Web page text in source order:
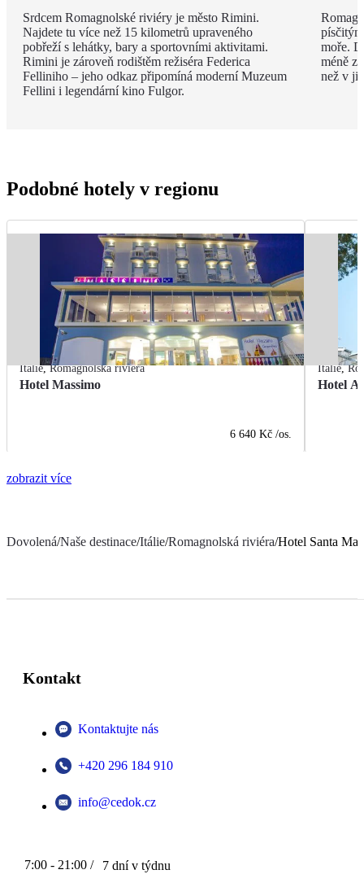
Srdcem Romagnolské riviéry je město Rimini.
Najdete tu více než 15 kilometrů upraveného
pobřeží s lehátky, bary a sportovními aktivitami.
Rimini je zároveň rodištěm režiséra Federica
Felliniho – jeho odkaz připomíná moderní Muzeum
Fellini i legendární kino Fulgor.
moře.
méně
než v
Podobné hotely v regionu
Itálie,Romagnolská riviéra
Hotel Massimo
6 640 Kč /os.
Itálie,
Hotel
zobrazit více
Dovolená/Naše destinace/Itálie/Romagnolská riviéra/Hotel Santa
Kontakt
Kontaktujte nás
+420 296 184 910
info@cedok.cz
7:00 - 21:00 / 7 dní v týdnu